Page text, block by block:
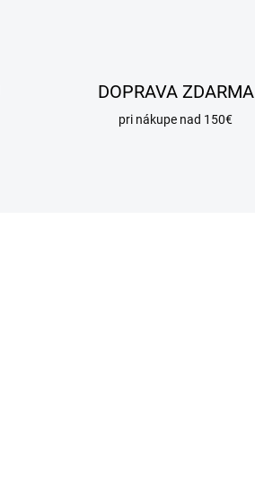
DOPRAVA ZDARMA
pri nákupe nad 150€